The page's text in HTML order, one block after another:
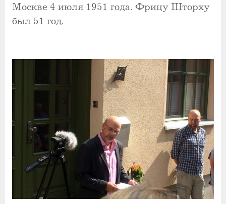
Москве 4 июля 1951 года. Фрицу Шторху
был 51 год.